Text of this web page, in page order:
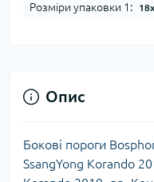
Розміри упаковки 1:
Опис
Бокові пороги
SsangYong Korando